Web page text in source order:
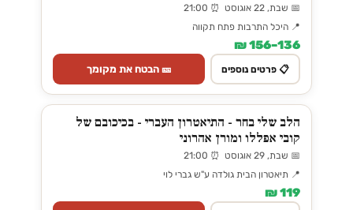
📅 שבת, 22 אוגוסט ⏰ 21:00
📍 היכל התרבות פתח תקווה
136–156 ₪
📋 פרטים נוספים 🎫 הבטח את מקומך
הלב שלי בחר - התיאטרון העברי - בכיכובם של
קובי אפללו ומורן אהרוני
📅 שבת, 29 אוגוסט ⏰ 21:00
📍 תיאטרון הבית גולדה ע"ש גברי לוי
119 ₪